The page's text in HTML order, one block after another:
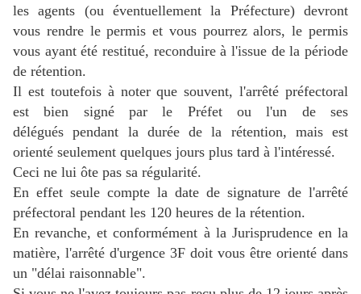
les agents (ou éventuellement la Préfecture) devront
vous rendre le permis et vous pourrez alors, le permis
vous ayant été restitué, reconduire à l'issue de la période
de rétention.
Il est toutefois à noter que souvent, l'arrêté préfectoral
est bien signé par le Préfet ou l'un de ses
délégués pendant la durée de la rétention, mais est
orienté seulement quelques jours plus tard à l'intéressé.
Ceci ne lui ôte pas sa régularité.
En effet seule compte la date de signature de l'arrêté
préfectoral pendant les 120 heures de la rétention.
En revanche, et conformément à la Jurisprudence en la
matière, l'arrêté d'urgence 3F doit vous être orienté dans
un "délai raisonnable".